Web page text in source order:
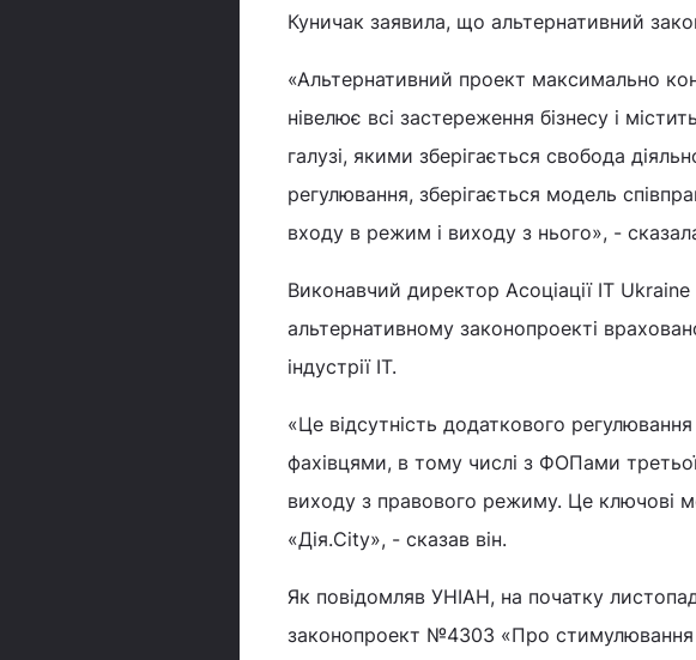
Куничак заявила, що альтернативний
«Альтернативний проект максимально
нівелює всі застереження бізнесу і
галузі, якими зберігається свобода
регулювання, зберігається модель
входу в режим і виходу з нього», -
Виконавчий директор Асоціації IT
альтернативному законопроекті
індустрії IT.
«Це відсутність додаткового
фахівцями, в тому числі з ФОПами
виходу з правового режиму. Це ключові
«Дія.City», - сказав він.
Як повідомляв УНІАН, на початку
законопроект №4303 «Про стимулювання